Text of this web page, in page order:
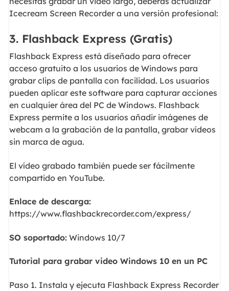
Icecream Screen Recorder a una versión profesional:
3. Flashback Express (Gratis)
Flashback Express está diseñado para ofrecer
acceso gratuito a los usuarios de Windows para
grabar clips de pantalla con facilidad. Los usuarios
pueden aplicar este software para capturar acciones
en cualquier área del PC de Windows. Flashback
Express permite a los usuarios añadir imágenes de
webcam a la grabación de la pantalla, grabar vídeos
sin marca de agua.
El vídeo grabado también puede ser fácilmente
compartido en YouTube.
Enlace de descarga:
https://www.flashbackrecorder.com/express/
SO soportado:Windows 10/7
Tutorial para grabar video Windows 10 en un PC
Paso 1. Instala y ejecuta Flashback Express Recorder